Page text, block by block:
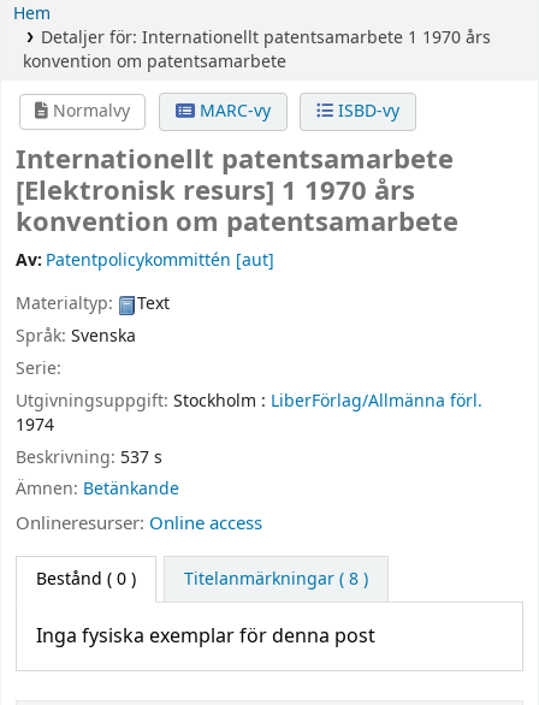
Hem
Detaljer för: Internationellt patentsamarbete 1 1970 års
konvention om patentsamarbete
Normalvy
MARC-vy ISBD-vy
Internationellt patentsamarbete
[Elektronisk resurs] 1 1970 års
konvention om patentsamarbete
Av: Patentpolicykommittén [aut]
Materialtyp:
Text
Språk: Svenska
Serie:
Utgivningsuppgift: Stockholm : LiberFörlag/Allmänna förl.
1974
Beskrivning: 537 s
Ämnen: Betänkande
Onlineresurser: Online access
Bestånd ( 0 ) Titelanmärkningar ( 8 )
Inga fysiska exemplar för denna post